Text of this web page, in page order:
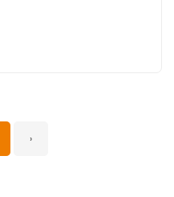
›